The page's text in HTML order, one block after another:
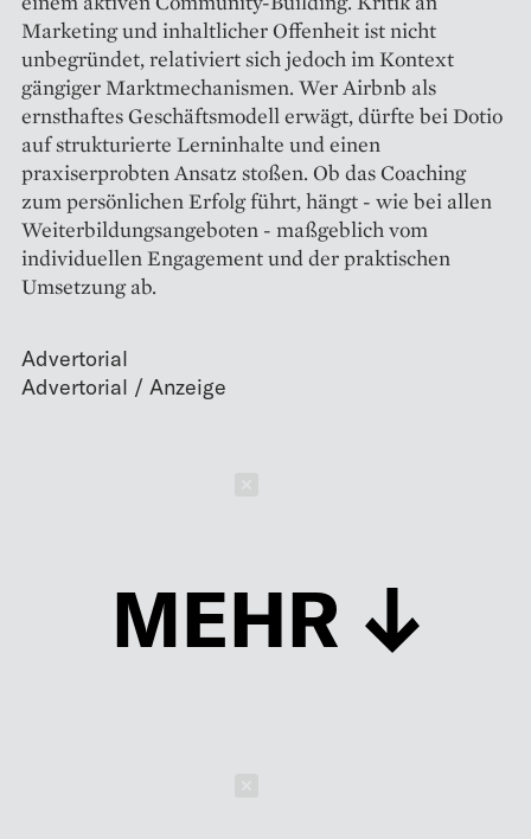
Marketing und inhaltlicher Offenheit ist nicht
unbegründet, relativiert sich jedoch im Kontext
gängiger Marktmechanismen. Wer Airbnb als
ernsthaftes Geschäftsmodell erwägt, dürfte bei Dotio
auf strukturierte Lerninhalte und einen
praxiserprobten Ansatz stoßen. Ob das Coaching
zum persönlichen Erfolg führt, hängt - wie bei allen
Weiterbildungsangeboten - maßgeblich vom
individuellen Engagement und der praktischen
Umsetzung ab.
Advertorial
MEHR